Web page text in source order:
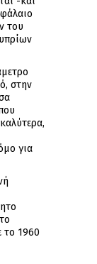
του
στην
για
1960